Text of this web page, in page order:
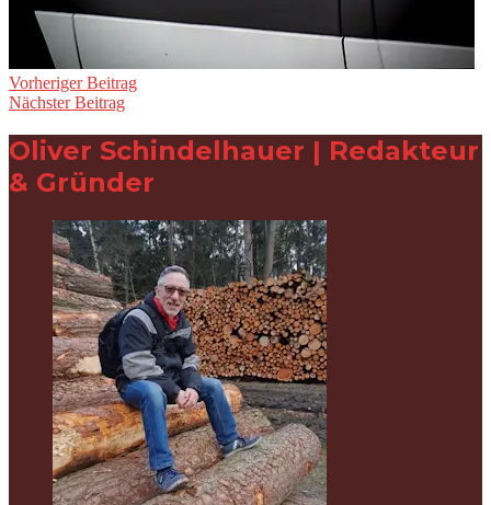
Beitragsnavigation
Vorheriger Beitrag
Nächster Beitrag
Oliver Schindelhauer | Redakteur
& Gründer